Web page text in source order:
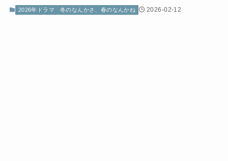
2026年ドラマ 冬のなんかさ、春のなんかね 2026-02-12